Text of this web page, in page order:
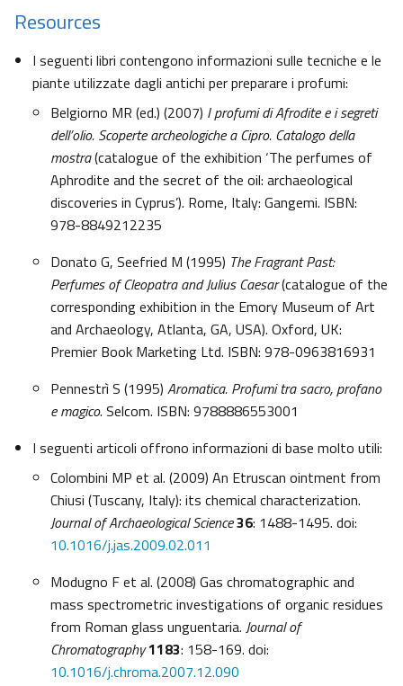
Resources
I seguenti libri contengono informazioni sulle tecniche e le
piante utilizzate dagli antichi per preparare i profumi:
Belgiorno MR (ed.) (2007) I profumi di Afrodite e i segreti
dell’olio. Scoperte archeologiche a Cipro. Catalogo della
mostra(catalogue of the exhibition ‘The perfumes of
Aphrodite and the secret of the oil: archaeological
discoveries in Cyprus’). Rome, Italy: Gangemi. ISBN:
978-8849212235
Donato G, Seefried M (1995) The Fragrant Past:
Perfumes of Cleopatra and Julius Caesar(catalogue of the
corresponding exhibition in the Emory Museum of Art
and Archaeology, Atlanta, GA, USA). Oxford, UK:
Premier Book Marketing Ltd. ISBN: 978-0963816931
Pennestrì S (1995) Aromatica. Profumi tra sacro, profano
e magico. Selcom. ISBN: 9788886553001
I seguenti articoli offrono informazioni di base molto utili:
Colombini MP et al. (2009) An Etruscan ointment from
Chiusi (Tuscany, Italy): its chemical characterization.
Journal of Archaeological Science36: 1488-1495. doi:
10.1016/j.jas.2009.02.011
Modugno F et al. (2008) Gas chromatographic and
mass spectrometric investigations of organic residues
from Roman glass unguentaria. Journal of
Chromatography1183: 158-169. doi:
10.1016/j.chroma.2007.12.090